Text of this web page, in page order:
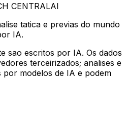
CENTRALAI
tatica e previas do mundo
IA.
sao escritos por IA. Os dados
terceirizados; analises e
modelos de IA e podem